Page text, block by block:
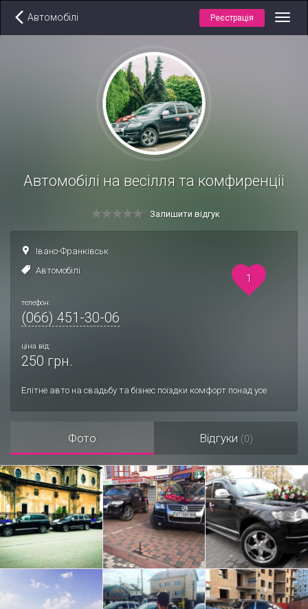
Автомобілі Реєстрація
Автомобілі на весілля та комфиренціі
Залишити відгук
Івано-Франківськ
Автомобілі
телефон:
(066) 451-30-06
ціна від:
250 грн.
Елітне авто на свадьбу та бізнес поїздки комфорт понад усе
1
Фото Відгуки (0)